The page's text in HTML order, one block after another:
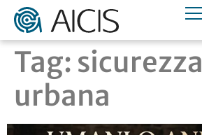
Tag: sicurezza
urbana